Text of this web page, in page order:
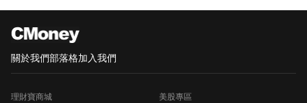
關於我們部落格加入我們
理財寶商城 美股專區